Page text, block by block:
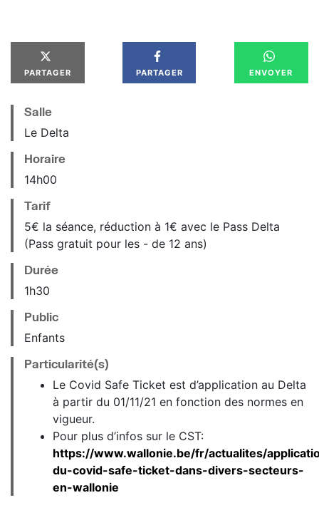
PARTAGER PARTAGER ENVOYER
Salle
Le Delta
Horaire
14h00
Tarif
5€ la séance, réduction à 1€ avec le Pass Delta
(Pass gratuit pour les - de 12 ans)
Durée
1h30
Public
Enfants
Particularité(s)
Le Covid Safe Ticket est d’application au Delta
à partir du 01/11/21 en fonction des normes en
vigueur.
Pour plus d’infos sur le CST:
https://www.wallonie.be/fr/actualites/
du-covid-safe-ticket-dans-divers-secteurs-
en-wallonie